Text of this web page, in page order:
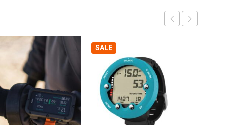
SALE